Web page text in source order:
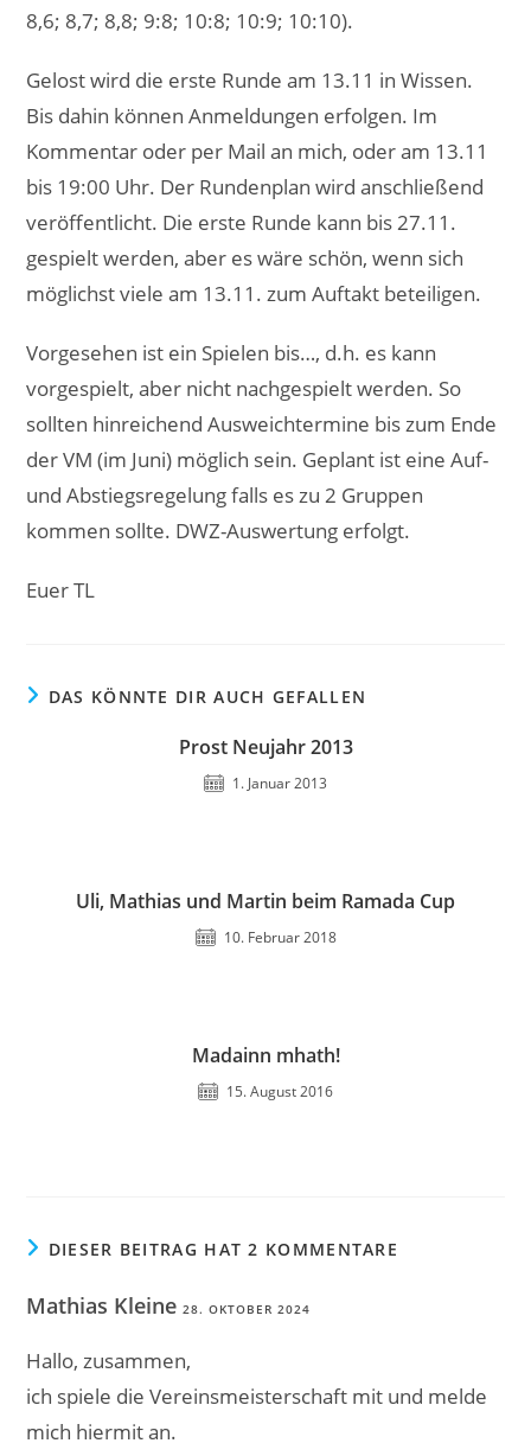
8,6; 8,7; 8,8; 9:8; 10:8; 10:9; 10:10).
Gelost wird die erste Runde am 13.11 in Wissen.
Bis dahin können Anmeldungen erfolgen. Im
Kommentar oder per Mail an mich, oder am 13.11
bis 19:00 Uhr. Der Rundenplan wird anschließend
veröffentlicht. Die erste Runde kann bis 27.11.
gespielt werden, aber es wäre schön, wenn sich
möglichst viele am 13.11. zum Auftakt beteiligen.
Vorgesehen ist ein Spielen bis…, d.h. es kann
vorgespielt, aber nicht nachgespielt werden. So
sollten hinreichend Ausweichtermine bis zum Ende
der VM (im Juni) möglich sein. Geplant ist eine Auf-
und Abstiegsregelung falls es zu 2 Gruppen
kommen sollte. DWZ-Auswertung erfolgt.
Euer TL
DAS KÖNNTE DIR AUCH GEFALLEN
Prost Neujahr 2013
1. Januar 2013
Uli, Mathias und Martin beim Ramada Cup
10. Februar 2018
Madainn mhath!
15. August 2016
DIESER BEITRAG HAT 2 KOMMENTARE
Mathias Kleine28. OKTOBER 2024
Hallo, zusammen,
ich spiele die Vereinsmeisterschaft mit und melde
mich hiermit an.